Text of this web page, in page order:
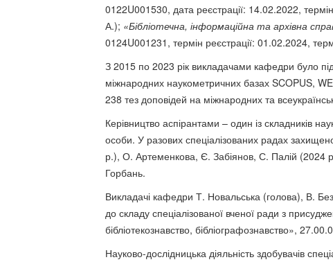
0122U001530, дата реєстрації: 14.02.2022,
А.); «Бібліотечна, інформаційна та архівна
0124U001231, термін реєстрації: 01.02.2024,
З 2015 по 2023 рік викладачами кафедри було
міжнародних наукометричних базах SCOPUS,
238 тез доповідей на міжнародних та
Керівництво аспірантами – один із складників
особи. У разових спеціалізованих радах
р.), О. Артеменкова, Є. Забіянов, С. Палій (2024
Горбань.
Викладачі кафедри Т. Новальська (голова), В.
до складу спеціалізованої вченої ради з
бібліотекознавство, бібліографознавство»,
Науково-дослідницька діяльність здобувачів